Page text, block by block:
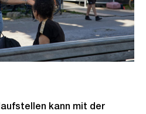
kann mit der